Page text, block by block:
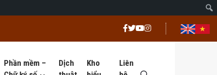
Phần mềm –
Dịch
Kho
Liên